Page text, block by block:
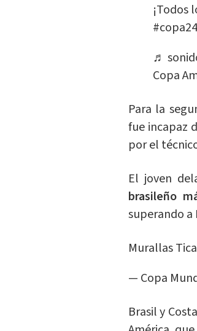
¡Todos
#copa24
♬
Copa
Para la
fue incapaz
por el
El joven
brasileño
superando a
Murallas
— Copa
Brasil y